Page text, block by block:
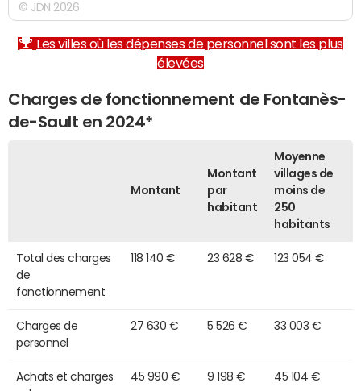
© JDN 2026
Les villes où les dépenses de personnel sont les plus
élevées
Charges de fonctionnement de Fontanès-
de-Sault en 2024*
Montant
Montant
par
habitant
Moyenne
villages de
moins de
250
habitants
Total des charges
de
fonctionnement
118 140 € 23 628 € 123 054 €
Charges de
personnel
27 630 € 5 526 € 33 003 €
Achats et charges
45 990 € 9 198 € 45 104 €